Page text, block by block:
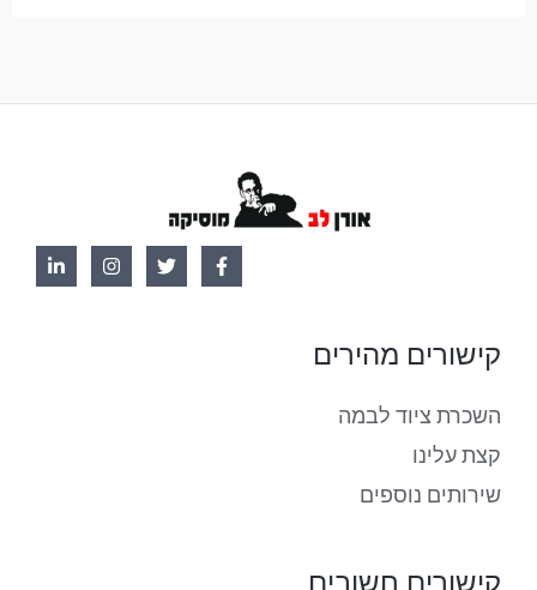
קישורים מהירים
השכרת ציוד לבמה
קצת עלינו
שירותים נוספים